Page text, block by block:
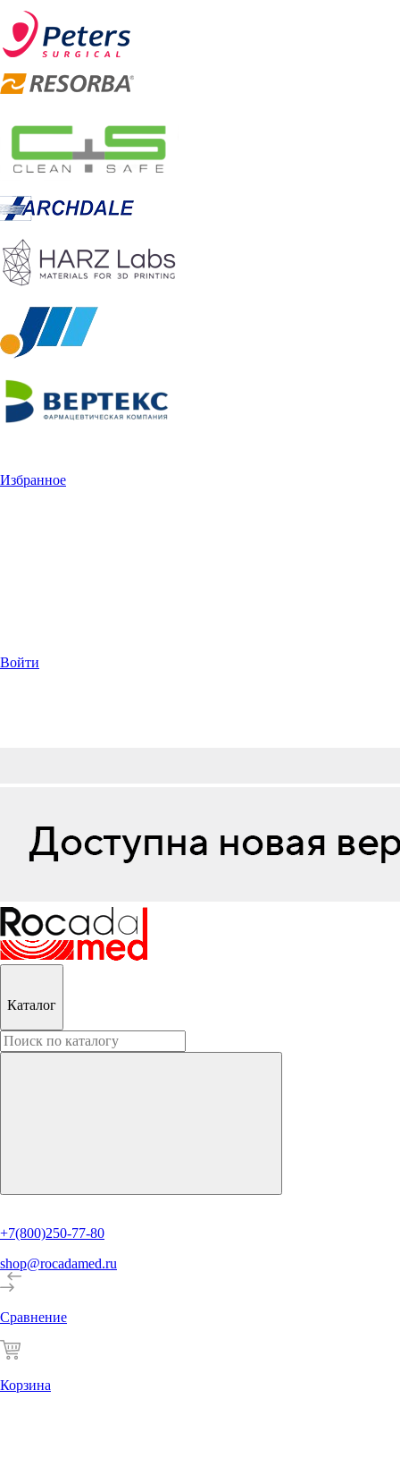
Избранное
Войти
Каталог
+7(800)250-77-80
shop@rocadamed.ru
Сравнение
Корзина